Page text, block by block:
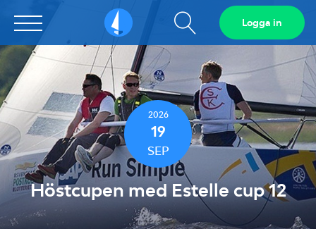
Sailarena Visa
sökfält
Logga in
2026
19
SEP
Höstcupen med Estelle cup 12